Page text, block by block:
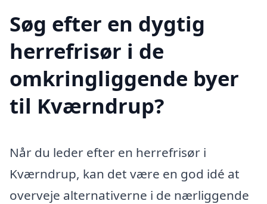
Søg efter en dygtig
herrefrisør i de
omkringliggende byer
til Kværndrup?
Når du leder efter en herrefrisør i
Kværndrup, kan det være en god idé at
overveje alternativerne i de nærliggende